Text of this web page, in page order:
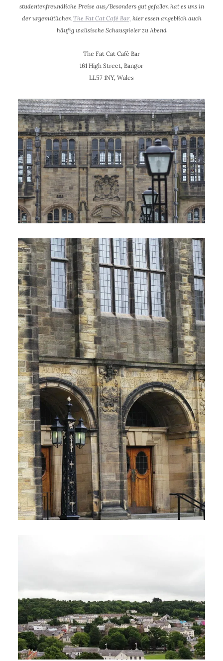
studentenfreundliche Preise aus/Besonders gut gefallen hat es uns in
der urgemütlichen The Fat Cat Café Bar, hier essen angeblich auch
häufig walisische Schauspieler zu Abend
The Fat Cat Café Bar
161 High Street, Bangor
LL57 1NY, Wales